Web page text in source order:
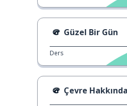
Güzel Bir Gün
Ders
Çevre Hakkında